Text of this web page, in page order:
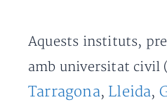
Aquests instituts,
amb universitat civil (
Tarragona, Lleida,